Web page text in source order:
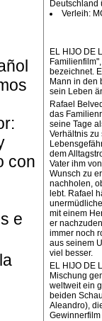
con
e
Deutschland
Verleih:
EL HIJO DE
bezeichnet.
Mann in den
sein Leben
Rafael
das
seine Tage
Verhältnis zu
dem
Vater ihm
Wunsch zu
nachholen,
lebt. Rafael
mit einem
er
immer noch
aus seinem
viel besser.
EL HIJO DE
Mischung
weltweit ein
beiden
Aleandro),